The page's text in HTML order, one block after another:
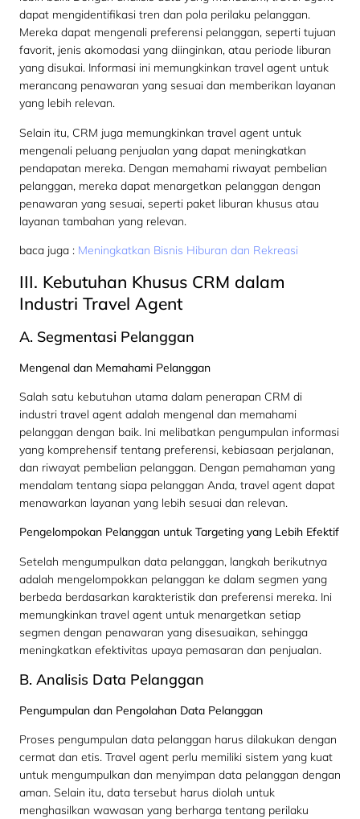
dapat mengidentifikasi tren dan pola perilaku pelanggan.
Mereka dapat mengenali preferensi pelanggan, seperti tujuan
favorit, jenis akomodasi yang diinginkan, atau periode liburan
yang disukai. Informasi ini memungkinkan travel agent untuk
merancang penawaran yang sesuai dan memberikan layanan
yang lebih relevan.
Selain itu, CRM juga memungkinkan travel agent untuk
mengenali peluang penjualan yang dapat meningkatkan
pendapatan mereka. Dengan memahami riwayat pembelian
pelanggan, mereka dapat menargetkan pelanggan dengan
penawaran yang sesuai, seperti paket liburan khusus atau
layanan tambahan yang relevan.
baca juga : Meningkatkan Bisnis Hiburan dan Rekreasi
III. Kebutuhan Khusus CRM dalam
Industri Travel Agent
A. Segmentasi Pelanggan
Mengenal dan Memahami Pelanggan
Salah satu kebutuhan utama dalam penerapan CRM di
industri travel agent adalah mengenal dan memahami
pelanggan dengan baik. Ini melibatkan pengumpulan informasi
yang komprehensif tentang preferensi, kebiasaan perjalanan,
dan riwayat pembelian pelanggan. Dengan pemahaman yang
mendalam tentang siapa pelanggan Anda, travel agent dapat
menawarkan layanan yang lebih sesuai dan relevan.
Pengelompokan Pelanggan untuk Targeting yang Lebih Efektif
Setelah mengumpulkan data pelanggan, langkah berikutnya
adalah mengelompokkan pelanggan ke dalam segmen yang
berbeda berdasarkan karakteristik dan preferensi mereka. Ini
memungkinkan travel agent untuk menargetkan setiap
segmen dengan penawaran yang disesuaikan, sehingga
meningkatkan efektivitas upaya pemasaran dan penjualan.
B. Analisis Data Pelanggan
Pengumpulan dan Pengolahan Data Pelanggan
Proses pengumpulan data pelanggan harus dilakukan dengan
cermat dan etis. Travel agent perlu memiliki sistem yang kuat
untuk mengumpulkan dan menyimpan data pelanggan dengan
aman. Selain itu, data tersebut harus diolah untuk
menghasilkan wawasan yang berharga tentang perilaku